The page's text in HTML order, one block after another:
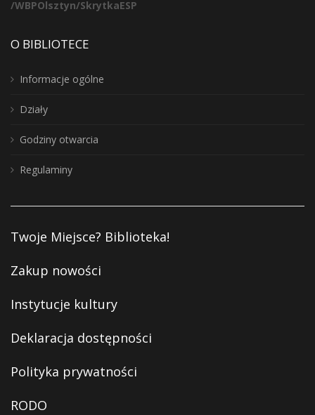
/WBPOlsztyn/SkrytkaESP
O BIBLIOTECE
Informacje ogólne
Działy
Godziny otwarcia
Regulaminy
Twoje Miejsce? Biblioteka!
Zakup nowości
Instytucje kultury
Deklaracja dostępności
Polityka prywatności
RODO